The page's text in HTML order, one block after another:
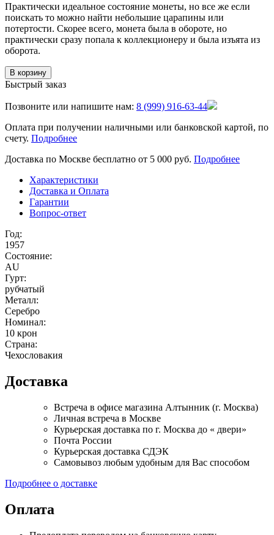
Практически идеальное состояние монеты, но все же если
поискать то можно найти небольшие царапины или
потертости. Скорее всего, монета была в обороте, но
практически сразу попала к коллекционеру и была изъята из
оборота.
В корзину
Быстрый заказ
Позвоните или напишите нам: 8 (999) 916-63-44
Оплата при получении наличными или банковской картой, по
счету. Подробнее
Доставка по Москве бесплатно от 5 000 руб. Подробнее
Характеристики
Доставка и Оплата
Гарантии
Вопрос-ответ
Год:
1957
Состояние:
AU
Гурт:
рубчатый
Металл:
Серебро
Номинал:
10 крон
Страна:
Чехословакия
Доставка
Встреча в офисе магазина Алтынник (г. Москва)
Личная встреча в Москве
Курьерская доставка по г. Москва до « двери»
Почта России
Курьерская доставка СДЭК
Самовывоз любым удобным для Вас способом
Подробнее о доставке
Оплата